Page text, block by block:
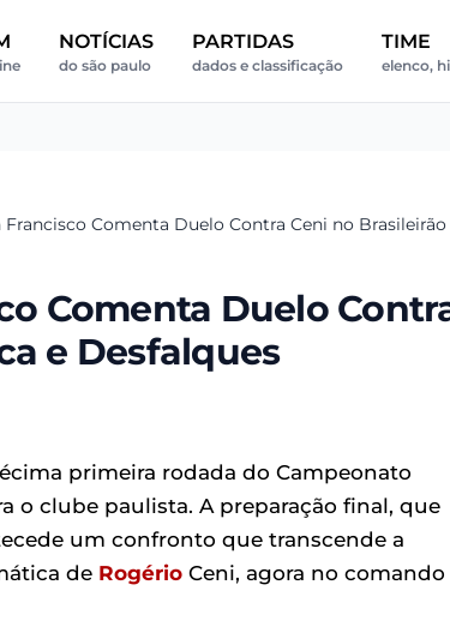
NOTÍCIAS
do são paulo
PARTIDAS
dados e classificação
TIME
elenco,
Francisco Comenta Duelo Contra Ceni no
Comenta Duelo
e Desfalques
primeira rodada do Campeonato
o clube paulista. A preparação final, que
um confronto que transcende a
de Rogério Ceni, agora no comando